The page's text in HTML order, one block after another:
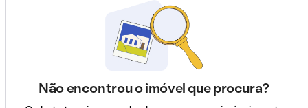
Não encontrou o imóvel que procura?